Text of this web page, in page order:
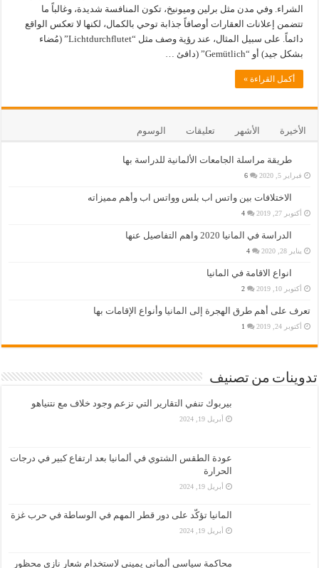
الشراء. وفي مدن مثل برلين وميونيخ، تكون المنافسة شديدة، وغالباً ما
تتضمن إعلانات العقارات أوصافاً جذابة توحي بالكمال، لكنها لا تعكس الواقع
دائماً. على سبيل المثال، عند رؤية وصف مثل “Lichtdurchflutet” (مُضاء
بشكل جيد) أو “Gemütlich” (دافئ …
أكمل القراءة »
الأخيرة الأشهر تعليقات الوسوم
طريقة مراسلة الجامعات الألمانية للدراسة بها
فبراير 5, 2020 6
الاختلافات بين واتس اب بلس وواتس اب وأهم مميزاته
أكتوبر 27, 2019 4
الدراسة في المانيا 2020 واهم التفاصيل عنها
يناير 28, 2020 4
انواع الاقامة في المانيا
أكتوبر 10, 2019 2
تعرف على أهم طرق الهجرة إلى المانيا وأنواع الإقامات بها
أكتوبر 24, 2019 1
تدوينات من تصنيف
بيربوك تنفي التقارير التي تزعم وجود خلاف مع نتنياهو
أبريل 19, 2024
عودة الطقس الشتوي في ألمانيا بعد ارتفاع كبير في درجات
الحرارة
أبريل 19, 2024
المانيا تؤكّد على دور قطر المهم في الوساطة في حرب غزة
أبريل 19, 2024
محاكمة سياسي ألماني يميني لاستخدام شعار نازي محظور